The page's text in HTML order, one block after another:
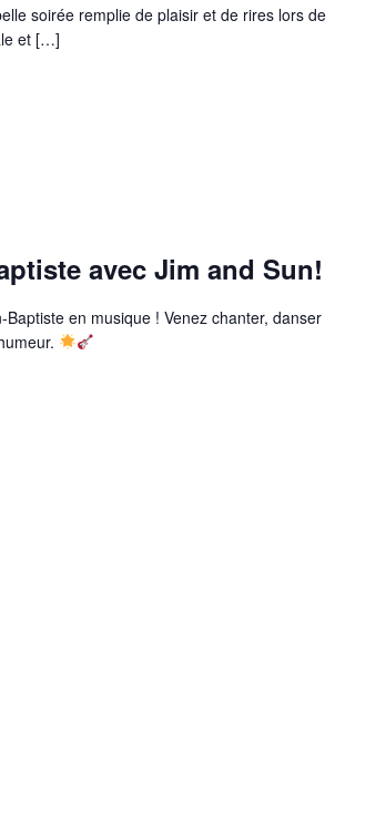
soirée remplie de plaisir et de rires lors de
et […]
avec Jim and Sun!
en musique ! Venez chanter, danser